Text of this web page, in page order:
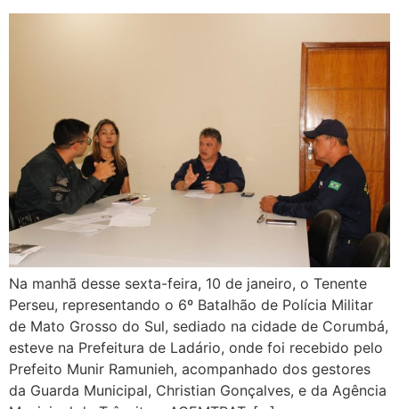
Na manhã desse sexta-feira, 10 de janeiro, o Tenente
Perseu, representando o 6º Batalhão de Polícia Militar
de Mato Grosso do Sul, sediado na cidade de Corumbá,
esteve na Prefeitura de Ladário, onde foi recebido pelo
Prefeito Munir Ramunieh, acompanhado dos gestores
da Guarda Municipal, Christian Gonçalves, e da Agência